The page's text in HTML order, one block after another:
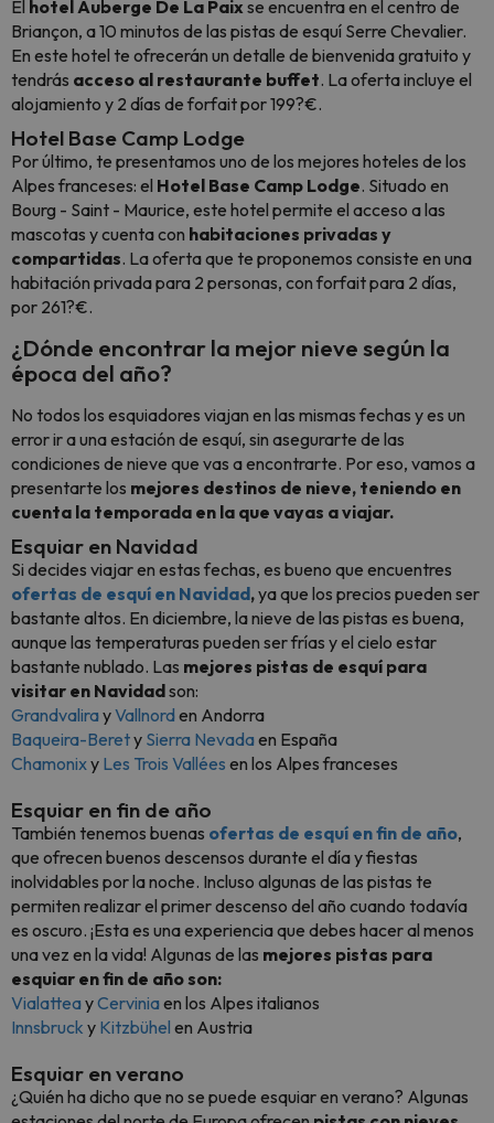
El hotel Auberge De La Paix se encuentra en el centro de
Briançon, a 10 minutos de las pistas de esquí Serre Chevalier.
En este hotel te ofrecerán un detalle de bienvenida gratuito y
tendrás acceso al restaurante buffet. La oferta incluye el
alojamiento y 2 días de forfait por 199?€.
Hotel Base Camp Lodge
Por último, te presentamos uno de los mejores hoteles de los
Alpes franceses: el Hotel Base Camp Lodge. Situado en
Bourg - Saint - Maurice, este hotel permite el acceso a las
mascotas y cuenta con habitaciones privadas y
compartidas. La oferta que te proponemos consiste en una
habitación privada para 2 personas, con forfait para 2 días,
por 261?€.
¿Dónde encontrar la mejor nieve según la
época del año?
No todos los esquiadores viajan en las mismas fechas y es un
error ir a una estación de esquí, sin asegurarte de las
condiciones de nieve que vas a encontrarte. Por eso, vamos a
presentarte los mejores destinos de nieve, teniendo en
cuenta la temporada en la que vayas a viajar.
Esquiar en Navidad
Si decides viajar en estas fechas, es bueno que encuentres
ofertas de esquí en Navidad,ya que los precios pueden ser
bastante altos. En diciembre, la nieve de las pistas es buena,
aunque las temperaturas pueden ser frías y el cielo estar
bastante nublado. Las mejores pistas de esquí para
visitar en Navidadson:
GrandvalirayVallnorden Andorra
Baqueira-Berety Sierra Nevadaen España
Chamonixy Les Trois Vallées en los Alpes franceses
Esquiar en fin de año
También tenemos buenas ofertas de esquí en fin de año,
que ofrecen buenos descensos durante el día y fiestas
inolvidables por la noche. Incluso algunas de las pistas te
permiten realizar el primer descenso del año cuando todavía
es oscuro. ¡Esta es una experiencia que debes hacer al menos
una vez en la vida! Algunas de las mejores pistas para
esquiar en fin de año son:
VialatteayCerviniaen los Alpes italianos
Innsbruck y Kitzbühel en Austria
Esquiar en verano
¿Quién ha dicho que no se puede esquiar en verano? Algunas